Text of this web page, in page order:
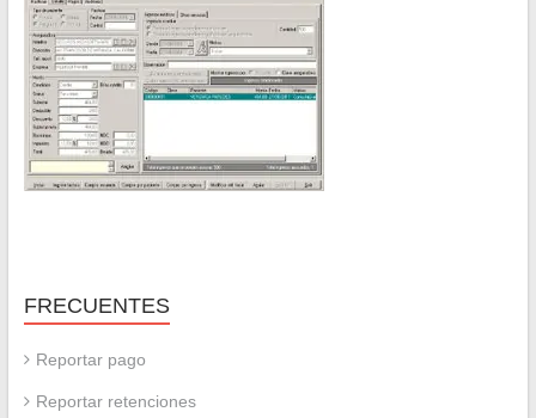
FRECUENTES
Reportar pago
Reportar retenciones